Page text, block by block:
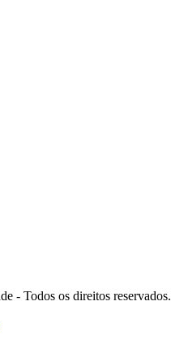
- Todos os direitos reservados.